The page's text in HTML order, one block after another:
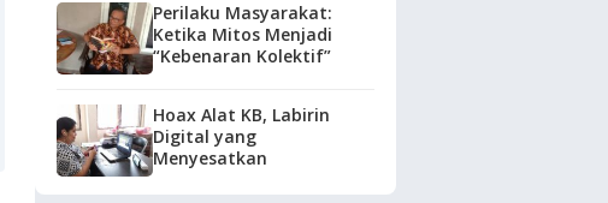
Perilaku Masyarakat:
Ketika Mitos Menjadi
“Kebenaran Kolektif”
Hoax Alat KB, Labirin
Digital yang
Menyesatkan